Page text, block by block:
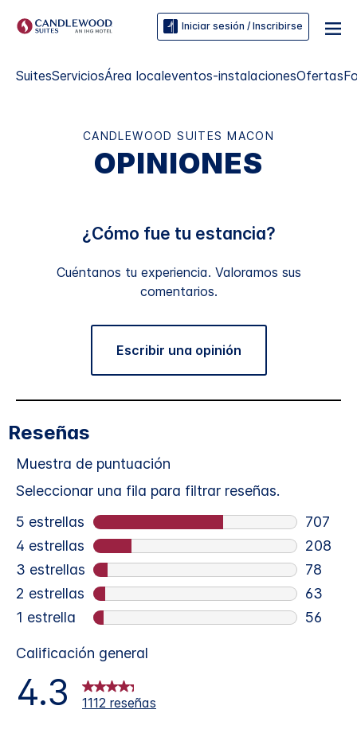
Iniciar sesión / Inscribirse
SuitesServiciosÁrea localeventos-instalacionesOfertas
CANDLEWOOD SUITES MACON
OPINIONES
¿Cómo fue tu estancia?
Cuéntanos tu experiencia. Valoramos sus
comentarios.
Escribir una opinión